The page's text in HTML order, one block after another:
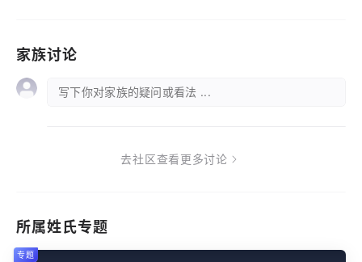
家族讨论
写下你对家族的疑问或看法 ...
去社区查看更多讨论
所属姓氏专题
专题